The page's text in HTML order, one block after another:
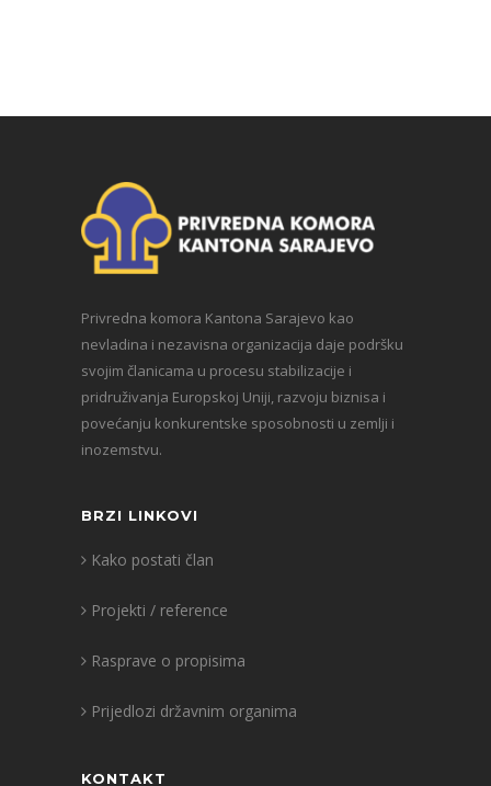
Privredna komora Kantona Sarajevo kao
nevladina i nezavisna organizacija daje podršku
svojim članicama u procesu stabilizacije i
pridruživanja Europskoj Uniji, razvoju biznisa i
povećanju konkurentske sposobnosti u zemlji i
inozemstvu.
BRZI LINKOVI
Kako postati član
Projekti / reference
Rasprave o propisima
Prijedlozi državnim organima
KONTAKT